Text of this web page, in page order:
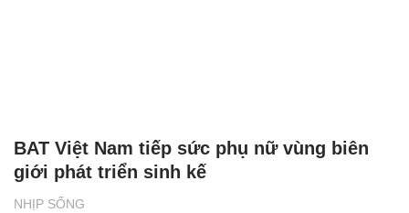
NHỊP SỐNG
BAT Việt Nam tiếp sức phụ nữ vùng biên
giới phát triển sinh kế